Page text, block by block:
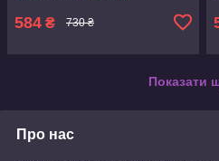
584 ₴ 730 ₴
Показати
Про нас